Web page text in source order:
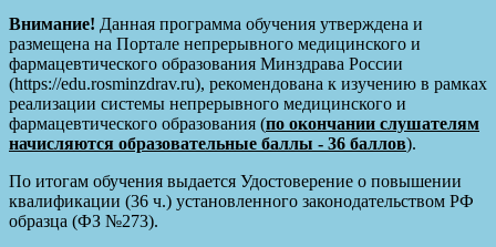
Внимание! Данная программа обучения утверждена и
размещена на Портале непрерывного медицинского и
фармацевтического образования Минздрава России
(https://edu.rosminzdrav.ru), рекомендована к изучению в рамках
реализации системы непрерывного медицинского и
фармацевтического образования (по окончании слушателям
начисляются образовательные баллы - 36 баллов).
По итогам обучения выдается Удостоверение о повышении
квалификации (36 ч.) установленного законодательством РФ
образца (ФЗ №273).